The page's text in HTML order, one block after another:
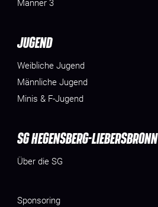
Männer 3
JUGEND
Weibliche Jugend
Männliche Jugend
Minis & F-Jugend
SG HEGENSBERG-LIEBERSBRONN
Über die SG
Sponsoring